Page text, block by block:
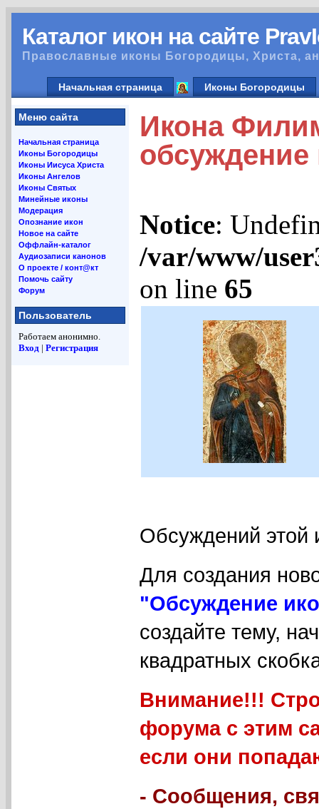
Каталог икон на сайте
Православные иконы Богородицы, Христа,
Начальная страница Иконы Богородицы
Меню сайта
Начальная страница
Иконы Богородицы
Иконы Иисуса Христа
Иконы Ангелов
Иконы Святых
Минейные иконы
Модерация
Опознание икон
Новое на сайте
Оффлайн-каталог
Аудиозаписи канонов
О проекте / конт@кт
Помочь сайту
Форум
Пользователь
Работаем анонимно.
Вход | Регистрация
Икона
Notice:
/var/www/
on line 65
Обсуждений
Для создания
"Обсуждение
создайте тему,
квадратных
Внимание!!!
форума с этим
если они
- Сообщения,